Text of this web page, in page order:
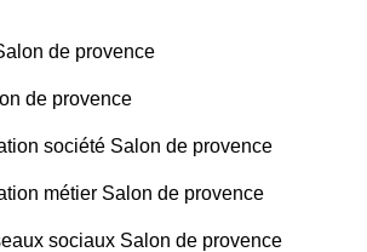
de provence
de provence
société Salon de provence
métier Salon de provence
sociaux Salon de provence